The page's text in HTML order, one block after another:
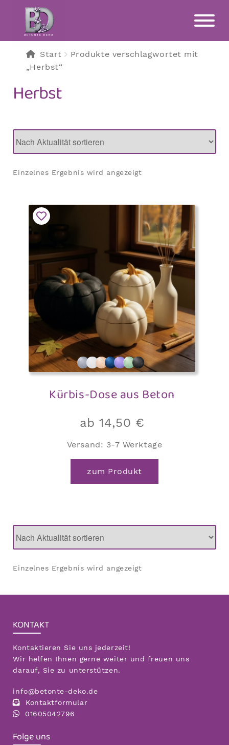
Navigation
springen
Inhalt
springen
Start
Produkte verschlagwortet mit
„Herbst“
Herbst
Einzelnes Ergebnis wird angezeigt
Kürbis-Dose aus Beton
ab14,50 €
Versand: 3-7 Werktage
zum Produkt
Dieses
Die
auf
werden
Einzelnes Ergebnis wird angezeigt
KONTAKT
Kontaktieren Sie uns jederzeit!
Wir helfen Ihnen gerne weiter und freuen uns
darauf, Sie zu unterstützen.
info@betonte-deko.de
Kontaktformular
01605042796
Folge uns